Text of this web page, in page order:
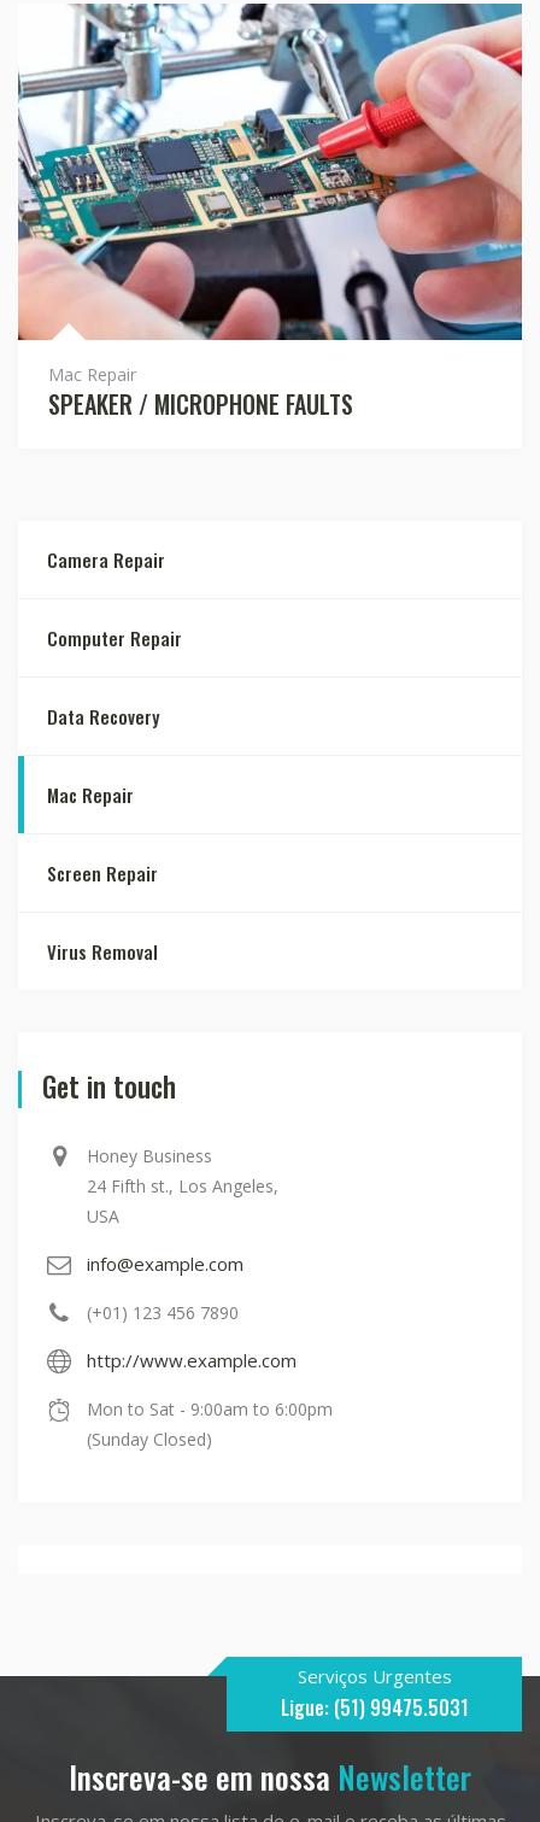
Mac Repair
SPEAKER / MICROPHONE FAULTS
Camera Repair
Computer Repair
Data Recovery
Mac Repair
Screen Repair
Virus Removal
Get in touch
Honey Business
24 Fifth st., Los Angeles,
USA
info@example.com
(+01) 123 456 7890
http://www.example.com
Mon to Sat - 9:00am to 6:00pm
(Sunday Closed)
Serviços Urgentes
Ligue: (51) 99475.5031
Inscreva-se em nossa Newsletter